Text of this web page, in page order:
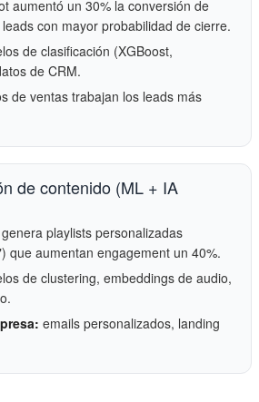
aumentó un 30% la conversión de
con mayor probabilidad de cierre.
de clasificación (XGBoost,
de CRM.
de ventas trabajan los leads más
de contenido (ML + IA
playlists personalizadas
que aumentan engagement un 40%.
de clustering, embeddings de audio,
emails personalizados, landing